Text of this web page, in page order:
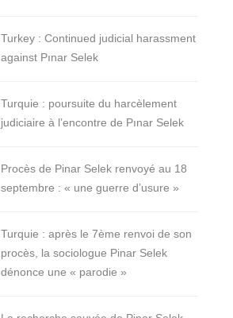
Turkey : Continued judicial harassment
against Pınar Selek
Turquie : poursuite du harcèlement
judiciaire à l’encontre de Pınar Selek
Procès de Pinar Selek renvoyé au 18
septembre : « une guerre d’usure »
Turquie : après le 7ème renvoi de son
procès, la sociologue Pinar Selek
dénonce une « parodie »